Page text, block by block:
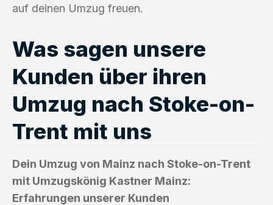
auf deinen Umzug freuen.
Was sagen unsere
Kunden über ihren
Umzug nach Stoke-on-
Trent mit uns
Dein Umzug von Mainz nach Stoke-on-Trent
mit Umzugskönig Kastner Mainz:
Erfahrungen unserer Kunden